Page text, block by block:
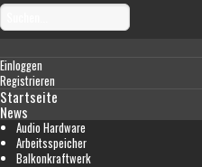
Einloggen
Registrieren
Startseite
News
Audio Hardware
Arbeitsspeicher
Balkonkraftwerk